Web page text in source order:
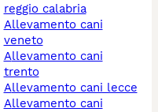
reggio calabria
allevamento cani
veneto
allevamento cani
trento
allevamento cani lecce
allevamento cani